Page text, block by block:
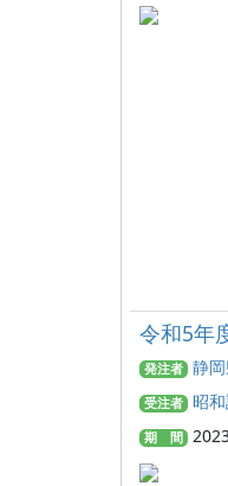
令和5年
発注者 静
受注者 昭
期 間